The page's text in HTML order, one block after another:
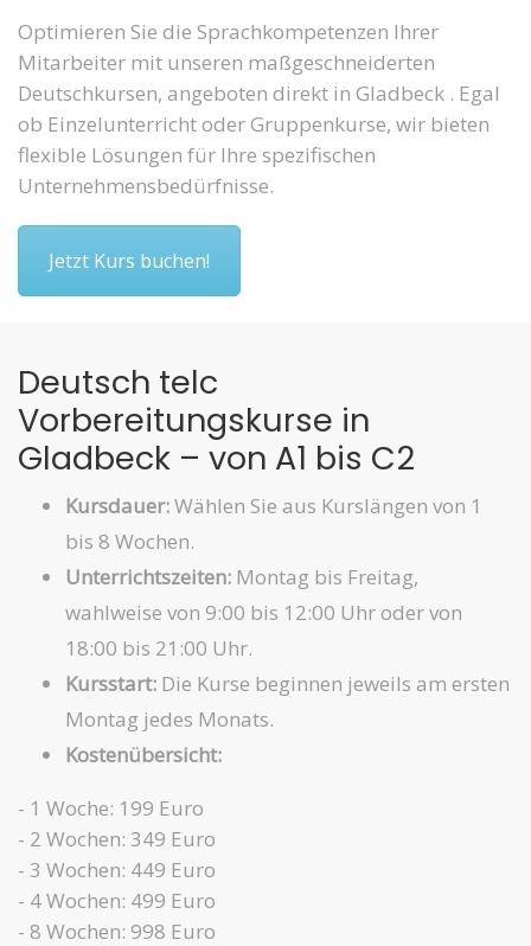
Optimieren Sie die Sprachkompetenzen Ihrer
Mitarbeiter mit unseren maßgeschneiderten
Deutschkursen, angeboten direkt in Gladbeck . Egal
ob Einzelunterricht oder Gruppenkurse, wir bieten
flexible Lösungen für Ihre spezifischen
Unternehmensbedürfnisse.
Jetzt Kurs buchen!
Deutsch telc
Vorbereitungskurse in
Gladbeck – von A1 bis C2
Kursdauer:Wählen Sie aus Kurslängen von 1
bis 8 Wochen.
Unterrichtszeiten:Montag bis Freitag,
wahlweise von 9:00 bis 12:00 Uhr oder von
18:00 bis 21:00 Uhr.
Kursstart:Die Kurse beginnen jeweils am ersten
Montag jedes Monats.
Kostenübersicht:
- 1 Woche: 199 Euro
- 2 Wochen: 349 Euro
- 3 Wochen: 449 Euro
- 4 Wochen: 499 Euro
- 8 Wochen: 998 Euro